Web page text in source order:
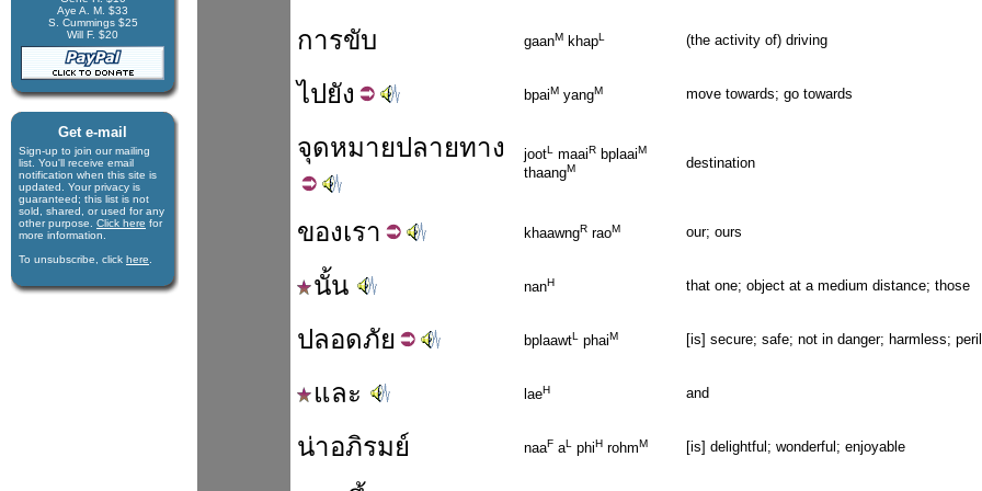
Aye A. M. $33
S. Cummings $25
Will F. $20
Get e-mail
Sign-up to join our mail­ing
list. You'll receive e­mail
notification when this site is
updated. Your privacy is
guaran­teed; this list is not
sold, shared, or used for any
other purpose. Click here for
more infor­mation.
To unsubscribe, click here
การขับ gaanM khapL (the activity of) driving
ไปยัง bpaiM yangM move towards; go towards
จุดหมายปลายทาง jootL maaiR bplaaiM
thaangM destination
ของเรา khaawngR raoM our; ours
นั้น nanH that one; object at a medium distance; those
ปลอดภัย bplaawtL phaiM [is] secure; safe; not in danger; harmless;
และ laeH and
น่าอภิรมย์ naaF aL phiH rohmM [is] delightful; wonderful; enjoyable